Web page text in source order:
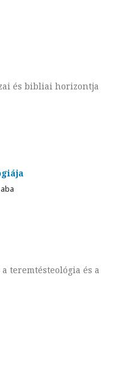
és bibliai horizontja
teremtésteológia és a